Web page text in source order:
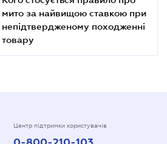
мито за найвищою ставкою при
непідтвердженому походженні
товару
Центр підтримки користувачів